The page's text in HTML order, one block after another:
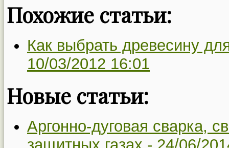
Похожие статьи:
Как выбрать древесину
10/03/2012 16:01
Новые статьи:
Аргонно-дуговая сварка,